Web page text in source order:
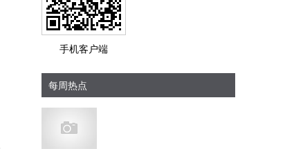
手机客户端
每周热点